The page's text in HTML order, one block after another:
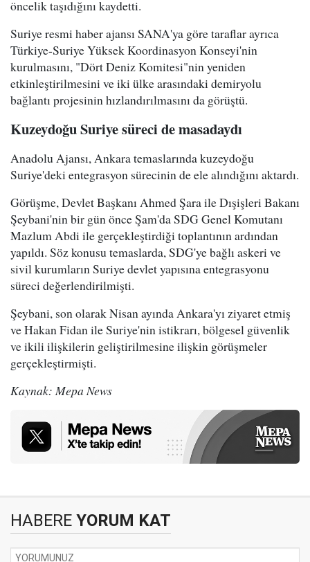
öncelik taşıdığını kaydetti.
Suriye resmi haber ajansı SANA'ya göre taraflar ayrıca
Türkiye-Suriye Yüksek Koordinasyon Konseyi'nin
kurulmasını, "Dört Deniz Komitesi"nin yeniden
etkinleştirilmesini ve iki ülke arasındaki demiryolu
bağlantı projesinin hızlandırılmasını da görüştü.
Kuzeydoğu Suriye süreci de masadaydı
Anadolu Ajansı, Ankara temaslarında kuzeydoğu
Suriye'deki entegrasyon sürecinin de ele alındığını aktardı.
Görüşme, Devlet Başkanı Ahmed Şara ile Dışişleri Bakanı
Şeybani'nin bir gün önce Şam'da SDG Genel Komutanı
Mazlum Abdi ile gerçekleştirdiği toplantının ardından
yapıldı. Söz konusu temaslarda, SDG'ye bağlı askeri ve
sivil kurumların Suriye devlet yapısına entegrasyonu
süreci değerlendirilmişti.
Şeybani, son olarak Nisan ayında Ankara'yı ziyaret etmiş
ve Hakan Fidan ile Suriye'nin istikrarı, bölgesel güvenlik
ve ikili ilişkilerin geliştirilmesine ilişkin görüşmeler
gerçekleştirmişti.
Kaynak: Mepa News
HABERE YORUM KAT